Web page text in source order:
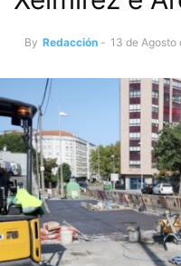
By Redacción - 13 de Agosto